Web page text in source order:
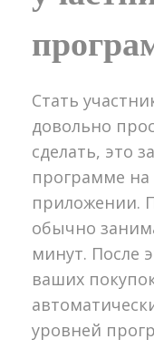
Стать
довольно
сделать, это
программе
приложении.
обычно
минут. После
ваших
уровней